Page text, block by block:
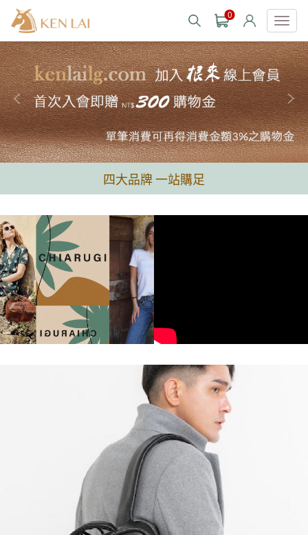
0
款式分類 style
男士包款 MEN'S BAG
男士夾款 MEN'S WALLET
男士皮帶 MEN'S BELT
女士包款 LADIES' BAG
中性商品 UNISEX BAG/SLG
皮革保養 LEATHER CARE
CHIARUGI
男士包款 MEN'S BAG
男士夾款 MEN'S WALLET
男士皮帶 MEN'S BELT
女士包款 LADIES' BAG
女士夾款 LADIES' WALLET
中性商品 UNISEX BAG/SLG
關於 CHIARUGI
CUMAR
男士包款 MEN'S BAG
男士皮帶 MEN'S BELT
女士包款 LADIES' BAG
女士夾款 LADIES' WALLET
中性商品 UNISEX BAG/SLG
關於 CUMAR
Roberta di Camerino
男士包款 MEN'S BAG
男士夾款 MEN'S WALLET
男士皮帶 MEN'S BELT
女士包款 LADIES' BAG
女士夾款 LADIES' WALLET
中性商品 UNISEX BAG/SLG
關於 Roberta di Camerino
THE BRIDGE
男士包款 MEN'S BAG
男士夾款 MEN'S WALLET
男士皮帶 MEN'S BELT
女士包款 LADIES' BAG
中性商品 UNISEX BAG/SLG
皮革保養 LEATHER CARE
期間限定 limited edition
珍藏 THE BRIDGE (TB SPECIAL)
男士包款 MEN'S BAG
男士夾款 MEN'S WALLET
女士夾款 LADIES' WALLET
中性商品 UNISEX BAG/SLG
四大品牌 一站購足